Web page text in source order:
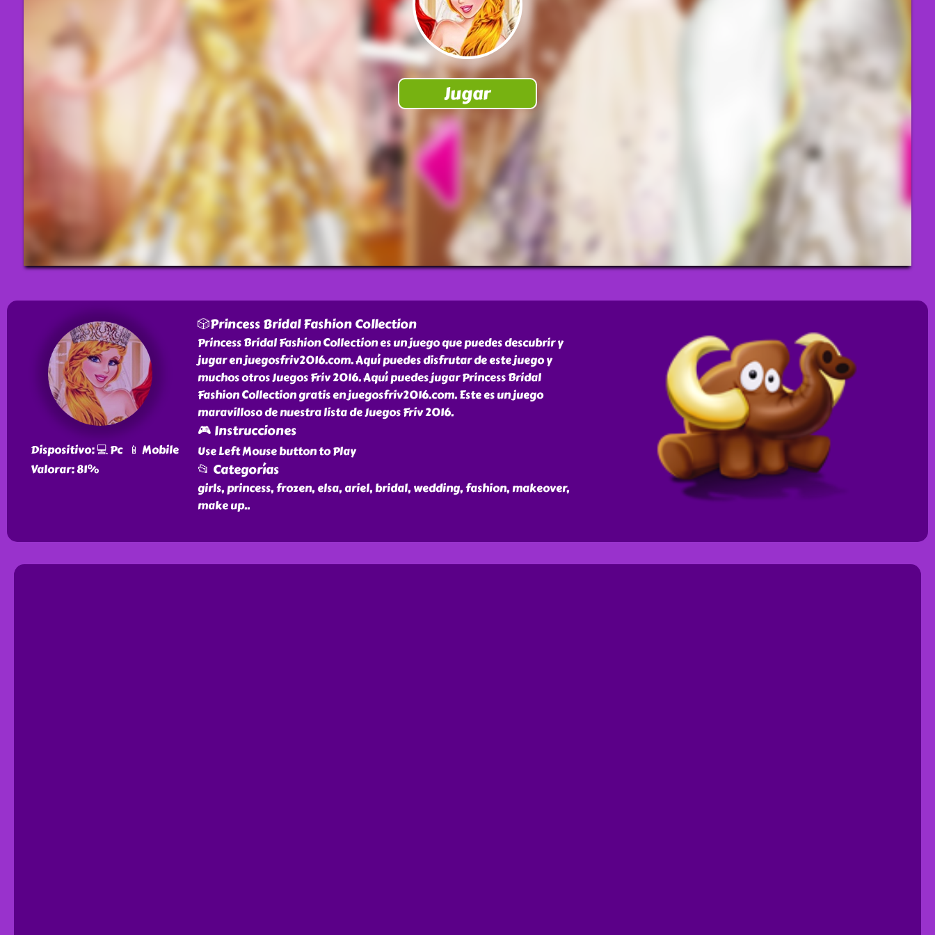
Dispositivo: 💻 Pc 📱 Mobile
Valorar: 81%
🎲Princess Bridal Fashion Collection
Princess Bridal Fashion Collection es un juego que puedes descubrir y
jugar en juegosfriv2016.com. Aquí puedes disfrutar de este juego y
muchos otros Juegos Friv 2016. Aquí puedes jugar Princess Bridal
Fashion Collection gratis en juegosfriv2016.com. Este es un juego
maravilloso de nuestra lista de Juegos Friv 2016.
🎮 Instrucciones
Use Left Mouse button to Play
📂 Categorías
girls, princess, frozen, elsa, ariel, bridal, wedding, fashion, makeover,
make up..